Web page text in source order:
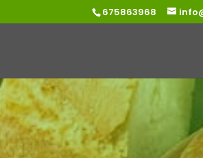
675863968